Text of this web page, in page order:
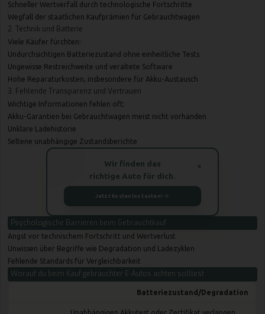
Schneller Wertverfall durch technologische Fortschritte
Wegfall der staatlichen Kaufprämien für Gebrauchtwagen
2. Technik und Batterie
Viele Käufer fürchten:
Undurchsichtigen Batteriezustand ohne einheitliche Tests
Ungewisse Restreichweite und veraltete Software
Hohe Reparaturkosten, insbesondere für Akku-Austausch
3. Fehlende Transparenz und Vertrauen
Wichtige Informationen fehlen oft:
Akku-Garantien bei Gebrauchtwagen meist nicht vorhanden
Unklare Ladehistorie
Seltene unabhängige Zustandsberichte
Wir finden das
richtige Auto für dich.
Jetzt kostenlos testen!
Psychologische Barrieren beim Gebrauchtkauf
Angst vor technischem Fortschritt und Wertverlust
Unwissen über Begriffe wie Degradation und Ladezyklen
Fehlende Standards für Vergleichbarkeit
Worauf du beim Kauf gebrauchter E-Autos achten solltest
Batteriezustand/Degradation
Unabhängigen Akkutest oder Zertifikat verlangen,